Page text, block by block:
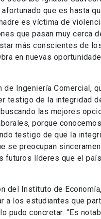
que es hasta
es víctima de
que pasan muy cerca
más conscientes de
en nuevas
de Ingeniería Comercial,
testigo de la integridad
las mejores
porque
testigo de que la
se preocupan
futuros líderes que el
del Instituto de
a los estudiantes que
pudo concretar: “Es